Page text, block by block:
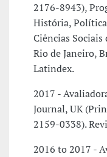
2176-8943),
História, Política
Ciências Sociais
Rio de Janeiro,
Latindex.
2017 -
Journal, UK
2159-0338).
2016 to 2017 -